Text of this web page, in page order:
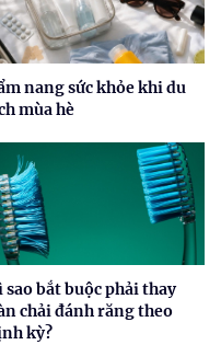
nang sức khỏe khi du
mùa hè
sao bắt buộc phải thay
chải đánh răng theo
kỳ?